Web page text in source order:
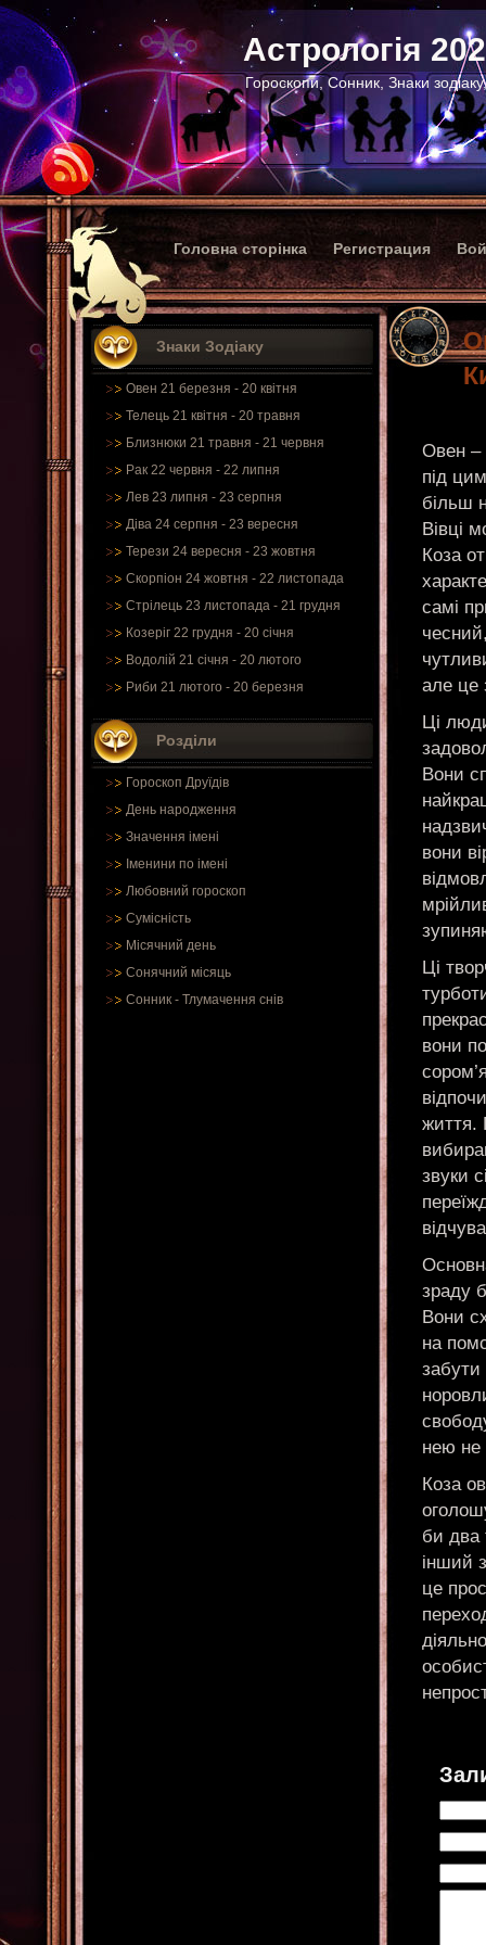
Астрологія
Гороскопи, Сонник, Знаки
Головна сторінка Регистрация
Знаки Зодіаку
Овен 21 березня - 20 квітня
Телець 21 квітня - 20 травня
Близнюки 21 травня - 21 червня
Рак 22 червня - 22 липня
Лев 23 липня - 23 серпня
Діва 24 серпня - 23 вересня
Терези 24 вересня - 23 жовтня
Скорпіон 24 жовтня - 22 листопада
Стрілець 23 листопада - 21 грудня
Козеріг 22 грудня - 20 січня
Водолій 21 січня - 20 лютого
Риби 21 лютого - 20 березня
Розділи
Гороскоп Друїдів
День народження
Значення імені
Іменини по імені
Любовний гороскоп
Сумісність
Місячний день
Сонячний місяць
Сонник - Тлумачення снів
Овен –
під
більш
Вівці
Коза
самі
але це
Ці
Вони
вони
Ці
вони
життя.
звуки
зраду
Вони
на
забути
нею не
Коза
би два
інший
це